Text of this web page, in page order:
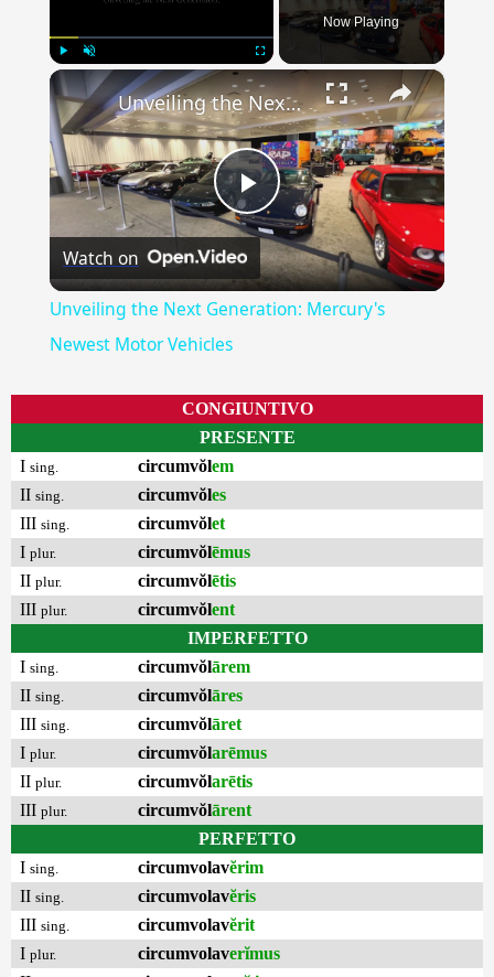
Unmute Fullscreen
Now Playing
×
Play
Video
Unveiling the Next Generation: Mercury's Newest Motor Vehicles
Watch on
Unveiling the Next Generation: Mercury's
Newest Motor Vehicles
CONGIUNTIVO
PRESENTE
I sing. circumvŏlem
II sing. circumvŏles
III sing. circumvŏlet
I plur. circumvŏlēmus
II plur. circumvŏlētis
III plur. circumvŏlent
IMPERFETTO
I sing. circumvŏlārem
II sing. circumvŏlāres
III sing. circumvŏlāret
I plur. circumvŏlarēmus
II plur. circumvŏlarētis
III plur. circumvŏlārent
PERFETTO
I sing. circumvolavĕrim
II sing. circumvolavĕris
III sing. circumvolavĕrit
I plur. circumvolaverĭmus